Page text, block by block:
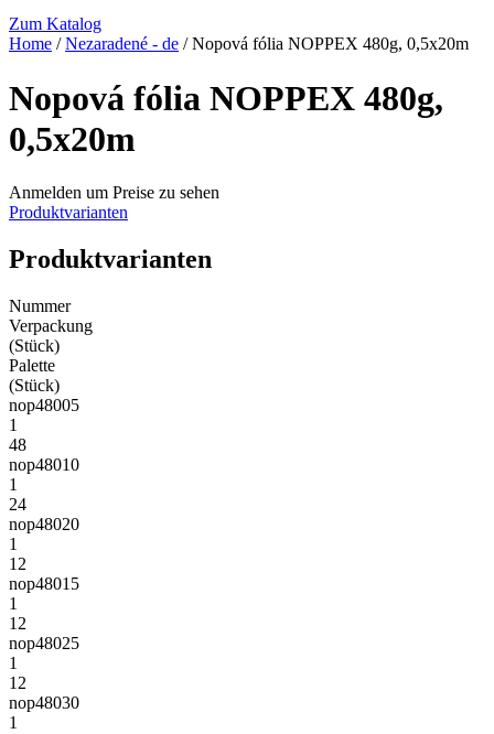
Zum Katalog
Home /Nezaradené - de / Nopová fólia NOPPEX 480g, 0,5x20m
Nopová fólia NOPPEX 480g,
0,5x20m
Anmelden um Preise zu sehen
Produktvarianten
Produktvarianten
Nummer
Verpackung
(Stück)
Palette
(Stück)
nop48005
1
48
nop48010
1
24
nop48020
1
12
nop48015
1
12
nop48025
1
12
nop48030
1